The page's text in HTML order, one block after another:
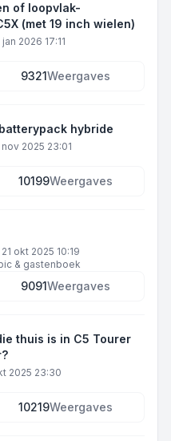
of loopvlak-
(met 19 inch wielen)
2026 17:11
9321Weergaves
hybride
2025 23:01
10199Weergaves
21 okt 2025 10:19
& gastenboek
9091Weergaves
thuis is in C5 Tourer
2025 23:30
10219Weergaves